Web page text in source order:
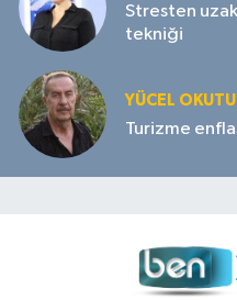
Stresten
tekniği
YÜCEL
Turizme